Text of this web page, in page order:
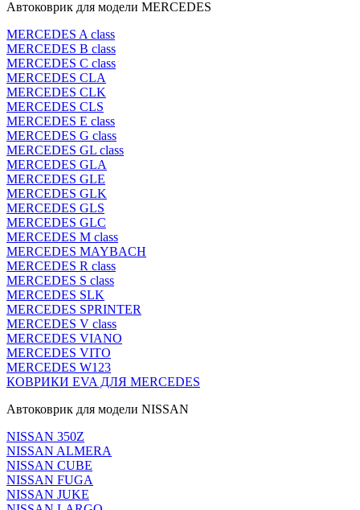
Автоковрик для модели MERCEDES
MERCEDES A class
MERCEDES B class
MERCEDES C class
MERCEDES CLA
MERCEDES CLK
MERCEDES CLS
MERCEDES E class
MERCEDES G class
MERCEDES GL class
MERCEDES GLA
MERCEDES GLE
MERCEDES GLK
MERCEDES GLS
MERCEDES GLC
MERCEDES M class
MERCEDES MAYBACH
MERCEDES R class
MERCEDES S class
MERCEDES SLK
MERCEDES SPRINTER
MERCEDES V class
MERCEDES VIANO
MERCEDES VITO
MERCEDES W123
КОВРИКИ EVA ДЛЯ MERCEDES
Автоковрик для модели NISSAN
NISSAN 350Z
NISSAN ALMERA
NISSAN CUBE
NISSAN FUGA
NISSAN JUKE